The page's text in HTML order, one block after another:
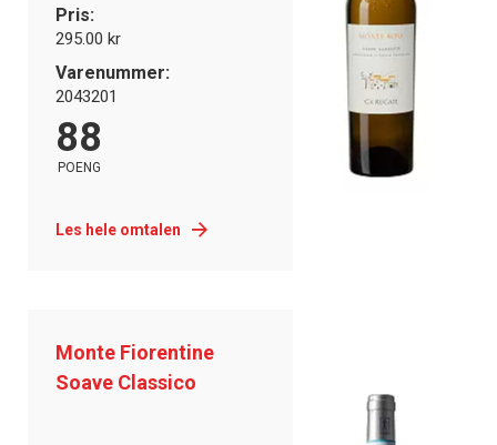
Pris:
295.00 kr
Varenummer:
2043201
88
POENG
Les hele omtalen
Monte Fiorentine
Soave Classico